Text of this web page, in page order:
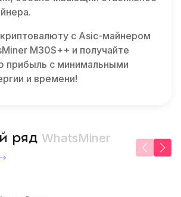
с Asic-майнером
M30S++ и получайте
прибыль с минимальными
и времени!
ряд WhatsMiner